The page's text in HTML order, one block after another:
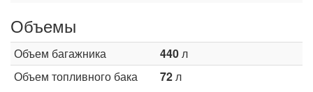
Объемы
Объем багажника 440л
Объем топливного бака
72л